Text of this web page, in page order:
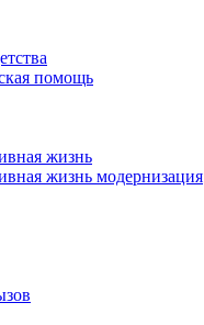
помощь
жизнь
жизнь модернизация